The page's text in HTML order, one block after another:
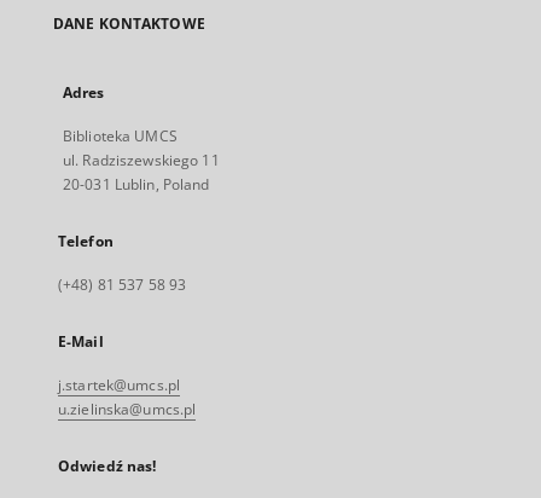
DANE KONTAKTOWE
Adres
Biblioteka UMCS
ul. Radziszewskiego 11
20-031 Lublin, Poland
Telefon
(+48) 81 537 58 93
E-Mail
j.startek@umcs.pl
u.zielinska@umcs.pl
Odwiedź nas!